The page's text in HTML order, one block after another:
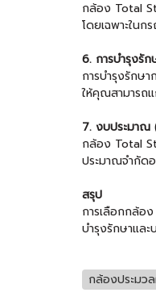
กล้อง Total
โดยเฉพาะใน
6. การบำรุงรัก
การบำรุงรักษ
ให้คุณสามารถ
7. งบประมาณ
กล้อง Total
ประมาณจำกัด
สรุป
การเลือกกล้อ
บำรุงรักษาแล
กล้องประมว